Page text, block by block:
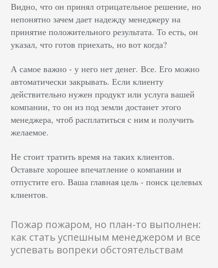
Видно, что он принял отрицательное решение, но
непонятно зачем дает надежду менеджеру на
принятие положительного результата. То есть, он
указал, что готов приехать, но вот когда?
А самое важно - у него нет денег. Все. Его можно
автоматически закрывать. Если клиенту
действительно нужен продукт или услуга вашей
компании, то он из под земли достанет этого
менеджера, чтоб расплатиться с ним и получить
желаемое.
Не стоит тратить время на таких клиентов.
Оставьте хорошее впечатление о компании и
отпустите его. Ваша главная цель - поиск целевых
клиентов.
Пожар пожаром, но план-то выполнен:
как стать успешным менеджером и все
успевать вопреки обстоятельствам